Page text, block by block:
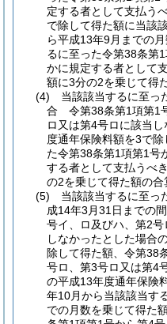
定する者として支払う
で除して得た額に当該
ら平成13年9月までの
るに至った令第38条第
かに規定する者として
額に3分の2を乗じて得
(4)
当該該当するに至っ
合 令第38条第1項第1
ロ又は第4号ロに該当
度通年保険料額を3で
た令第38条第1項第1号
する者として支払うべ
の2を乗じて得た額の合
(5)
当該該当するに至っ
成14年3月31日までの
号イ、ロ及びハ、第2
しなかったとした場合
除して得た額、令第38
号ロ、第3号ロ又は第4
の平成13年度通年保険
年10月から当該該当す
での月数を乗じて得た